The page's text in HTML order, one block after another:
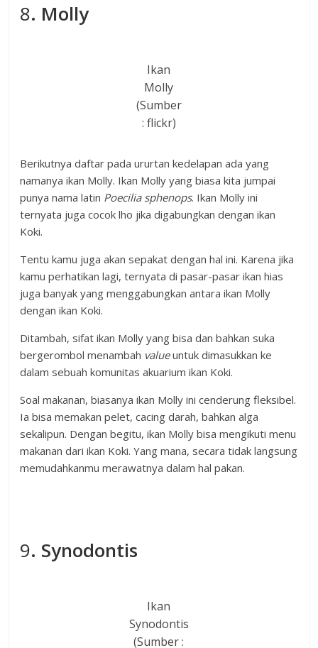
8. Molly
Ikan
Molly
(Sumber
: flickr)
Berikutnya daftar pada ururtan kedelapan ada yang
namanya ikan Molly. Ikan Molly yang biasa kita jumpai
punya nama latin Poecilia sphenops. Ikan Molly ini
ternyata juga cocok lho jika digabungkan dengan ikan
Koki.
Tentu kamu juga akan sepakat dengan hal ini. Karena jika
kamu perhatikan lagi, ternyata di pasar-pasar ikan hias
juga banyak yang menggabungkan antara ikan Molly
dengan ikan Koki.
Ditambah, sifat ikan Molly yang bisa dan bahkan suka
bergerombol menambah valueuntuk dimasukkan ke
dalam sebuah komunitas akuarium ikan Koki.
Soal makanan, biasanya ikan Molly ini cenderung fleksibel.
Ia bisa memakan pelet, cacing darah, bahkan alga
sekalipun. Dengan begitu, ikan Molly bisa mengikuti menu
makanan dari ikan Koki. Yang mana, secara tidak langsung
memudahkanmu merawatnya dalam hal pakan.
9. Synodontis
Ikan
Synodontis
(Sumber :